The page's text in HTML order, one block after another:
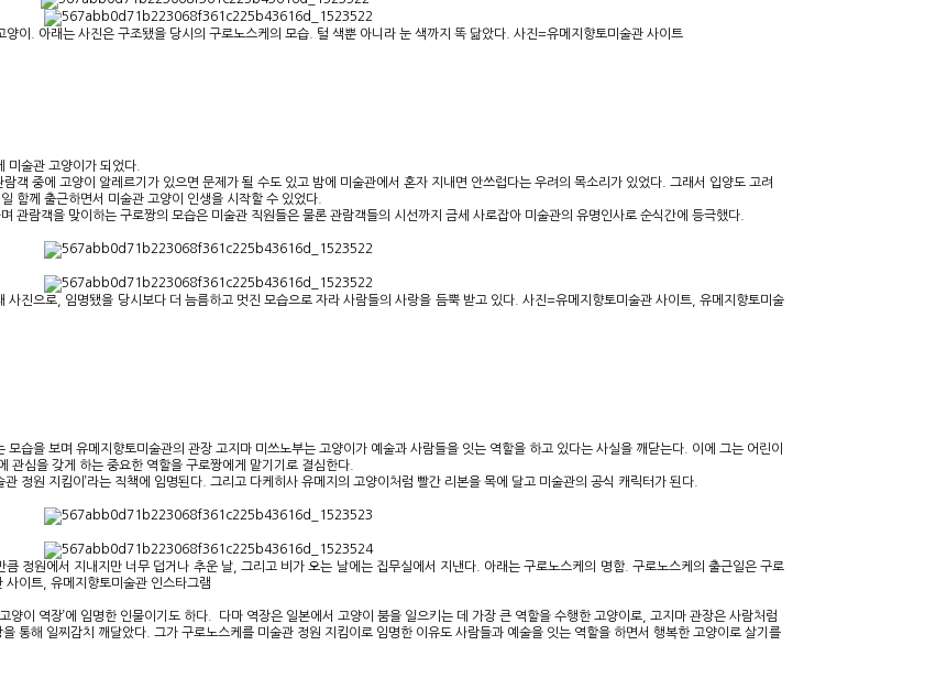
이. 아래는 사진은 구조됐을 당시의 구로노스케의 모습. 털 색뿐 아니라 눈 색까지 똑 닮았다. 사진=유메지향토미술관 사이트
미술관 고양이가 되었다.
객 중에 고양이 알레르기가 있으면 문제가 될 수도 있고 밤에 미술관에서 혼자 지내면 안쓰럽다는 우려의 목소리가 있었다. 그래서 입양도 고려
함께 출근하면서 미술관 고양이 인생을 시작할 수 있었다.
관람객을 맞이하는 구로짱의 모습은 미술관 직원들은 물론 관람객들의 시선까지 금세 사로잡아 미술관의 유명인사로 순식간에 등극했다.
진으로, 임명됐을 당시보다 더 늠름하고 멋진 모습으로 자라 사람들의 사랑을 듬뿍 받고 있다. 사진=유메지향토미술관 사이트, 유메지향토미술
습을 보며 유메지향토미술관의 관장 고지마 미쓰노부는 고양이가 예술과 사람들을 잇는 역할을 하고 있다는 사실을 깨닫는다. 이에 그는 어린이
관심을 갖게 하는 중요한 역할을 구로짱에게 맡기기로 결심한다.
정원 지킴이’라는 직책에 임명된다. 그리고 다케히사 유메지의 고양이처럼 빨간 리본을 목에 달고 미술관의 공식 캐릭터가 된다.
정원에서 지내지만 너무 덥거나 추운 날, 그리고 비가 오는 날에는 집무실에서 지낸다. 아래는 구로노스케의 명함. 구로노스케의 출근일은 구로
이트, 유메지향토미술관 인스타그램
양이 역장’에 임명한 인물이기도 하다. 다마 역장은 일본에서 고양이 붐을 일으키는 데 가장 큰 역할을 수행한 고양이로, 고지마 관장은 사람처럼
통해 일찌감치 깨달았다. 그가 구로노스케를 미술관 정원 지킴이로 임명한 이유도 사람들과 예술을 잇는 역할을 하면서 행복한 고양이로 살기를